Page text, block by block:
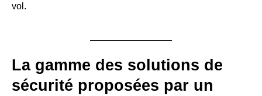
vol.
La gamme des solutions de
sécurité proposées par un